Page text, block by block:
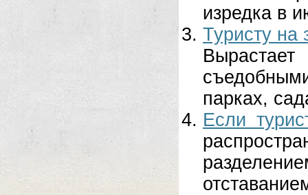
изредка в
Туристу на
парках,
Если